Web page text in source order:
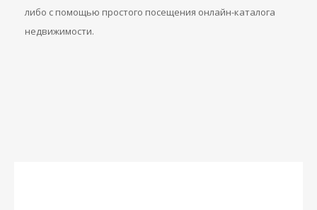
либо с помощью простого посещения онлайн-каталога
недвижимости.